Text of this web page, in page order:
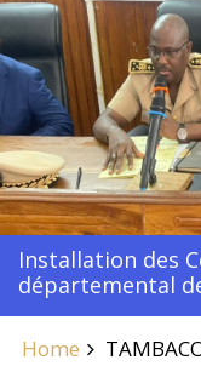
Installation des
départemental
Home